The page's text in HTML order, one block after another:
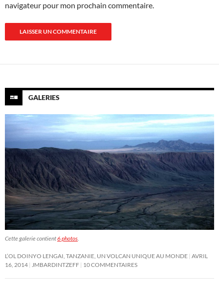
navigateur pour mon prochain commentaire.
GALERIES
Cette galerie contient6 photos.
L’OL DOINYO LENGAI, TANZANIE, UN VOLCAN UNIQUE AU MONDE AVRIL
16, 2014 JMBARDINTZEFF 10 COMMENTAIRES